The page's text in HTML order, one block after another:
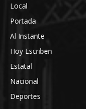
Local
Portada
Al Instante
Hoy Escriben
Estatal
Nacional
Deportes